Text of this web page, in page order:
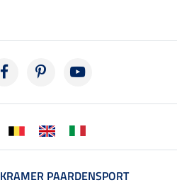
KRAMER PAARDENSPORT